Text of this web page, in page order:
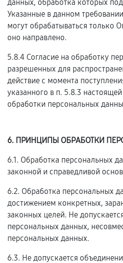
данных, обработка которых
Указанные в данном
могут обрабатываться только
оно направлено.
5.8.4 Согласие на обработку
разрешенных для
действие с момента
указанного в п. 5.8.3
обработки персональных
6. ПРИНЦИПЫ ОБРАБОТКИ
6.1. Обработка персональных
законной и справедливой
6.2. Обработка персональных
достижением конкретных,
законных целей. Не
персональных данных,
персональных данных.
6.3. Не допускается